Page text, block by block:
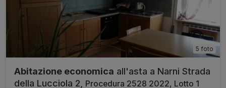
5 foto
Abitazione economica all'asta a Narni Strada
della Lucciola 2,
Procedura 2528 2022, Lotto 1